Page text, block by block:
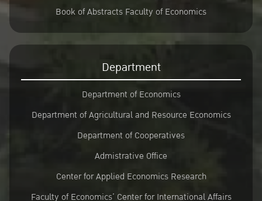
Book of Abstracts Faculty of Economics
Department
Department of Economics
Department of Agricultural and Resource Economics
Department of Cooperatives
Admistrative Office
Center for Applied Economics Research
Faculty of Economics’ Center for International Affairs